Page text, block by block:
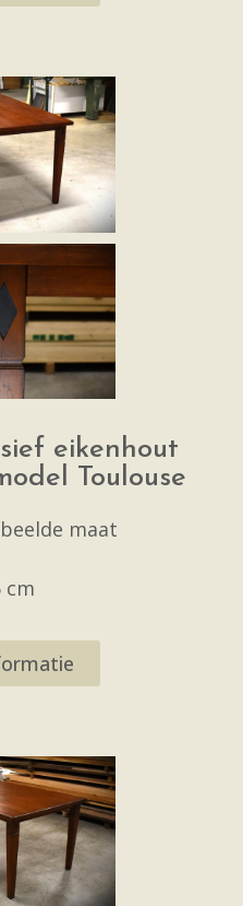
eikenhout
Toulouse
maat
cm